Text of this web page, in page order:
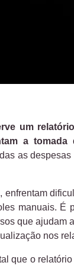
um
a
as
enfrentam
manuais. É
que ajudam
nos
que o